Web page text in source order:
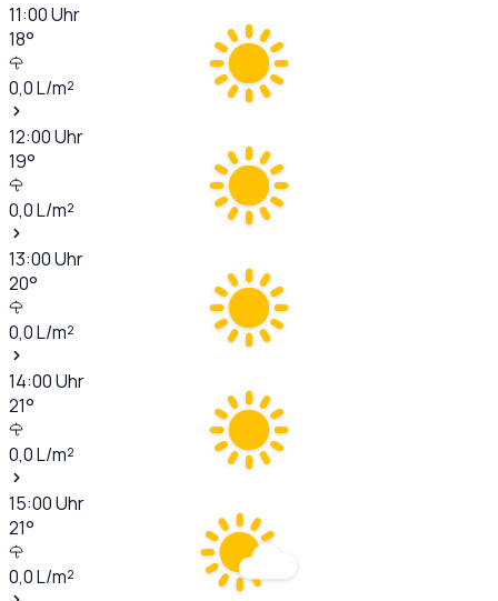
11:00Uhr
18°
0,0L/m²
12:00Uhr
19°
0,0L/m²
13:00Uhr
20°
0,0L/m²
14:00Uhr
21°
0,0L/m²
15:00Uhr
21°
0,0L/m²